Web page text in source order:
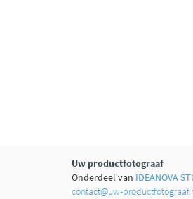
Uw productfotograaf
Onderdeel van IDEANOVA
contact@uw-